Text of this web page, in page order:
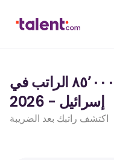
حاسبة ضريبة الدخل ل ₪‏٨٥٬٠٠٠ الراتب في
إسرائيل - 2026
اكتشف راتبك بعد الضريبة